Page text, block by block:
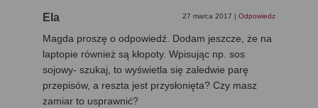
Ela 27 marca 2017 | Odpowiedz
Magda proszę o odpowiedź. Dodam jeszcze, że na
laptopie również są kłopoty. Wpisując np. sos
sojowy- szukaj, to wyświetla się zaledwie parę
przepisów, a reszta jest przysłonięta? Czy masz
zamiar to usprawnić?